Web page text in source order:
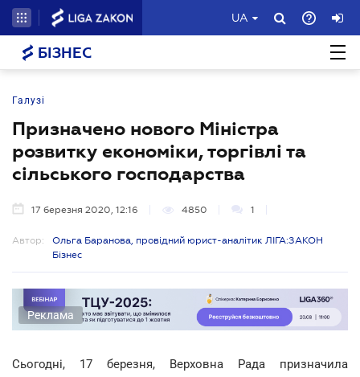
UA
БІЗНЕС
Галузі
Призначено нового Міністра
розвитку економіки, торгівлі та
сільського господарства
17 березня 2020, 12:16 4850 1
Автор:
Ольга Баранова, провідний юрист-аналітик ЛІГА:ЗАКОН
Бізнес
Реклама
Сьогодні, 17 березня, Верховна Рада призначила